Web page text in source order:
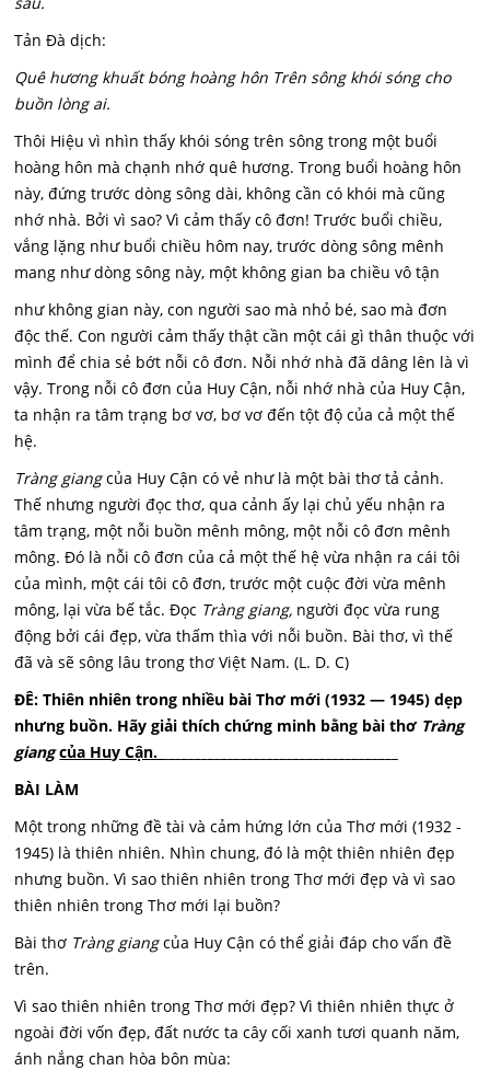
Tản Đà dịch:
Quê hương khuất bóng hoàng hôn Trên sông khói sóng cho
buồn lòng ai.
Thôi Hiệu vì nhìn thấy khói sóng trên sông trong một buổi
hoàng hôn mà chạnh nhớ quê hương. Trong buổi hoàng hôn
này, đứng trước dòng sông dài, không cần có khói mà cũng
nhớ nhà. Bởi vì sao? Vì cảm thấy cô đơn! Trước buổi chiều,
vắng lặng như buổi chiều hôm nay, trước dòng sông mênh
mang như dòng sông này, một không gian ba chiều vô tận
như không gian này, con người sao mà nhỏ bé, sao mà đơn
độc thế. Con người cảm thấy thật cần một cái gì thân thuộc với
mình để chia sẻ bớt nỗi cô đơn. Nỗi nhớ nhà đã dâng lên là vì
vậy. Trong nỗi cô đơn của Huy Cận, nỗi nhớ nhà của Huy Cận,
ta nhận ra tâm trạng bơ vơ, bơ vơ đến tột độ của cả một thế
hệ.
Tràng giangcủa Huy Cận có vẻ như là một bài thơ tả cảnh.
Thế nhưng người đọc thơ, qua cảnh ấy lại chủ yếu nhận ra
tâm trạng, một nỗi buồn mênh mông, một nỗi cô đơn mênh
mông. Đó là nỗi cô đơn của cả một thế hệ vừa nhận ra cái tôi
của mình, một cái tôi cô đơn, trước một cuộc đời vừa mênh
mông, lại vừa bế tắc. Đọc Tràng giang, người đọc vừa rung
động bởi cái đẹp, vừa thấm thìa với nỗi buồn. Bài thơ, vì thế
đã và sẽ sông lâu trong thơ Việt Nam. (L. D. C)
ĐÊ: Thiên nhiên trong nhiều bài Thơ mới (1932 — 1945) dẹp
nhưng buồn. Hãy giải thích chứng minh bằng bài thơ Tràng
giangcủa Huy Cận.
BÀI LÀM
Một trong những đề tài và cảm hứng lớn của Thơ mới (1932 -
1945) là thiên nhiên. Nhìn chung, đó là một thiên nhiên đẹp
nhưng buồn. Vì sao thiên nhiên trong Thơ mới đẹp và vì sao
thiên nhiên trong Thơ mới lại buồn?
Bài thơ Tràng giangcủa Huy Cận có thể giải đáp cho vấn đề
trên.
Vì sao thiên nhiên trong Thơ mới đẹp? Vì thiên nhiên thực ở
ngoài đời vốn đẹp, đất nước ta cây cối xanh tươi quanh năm,
ánh nắng chan hòa bôn mùa: